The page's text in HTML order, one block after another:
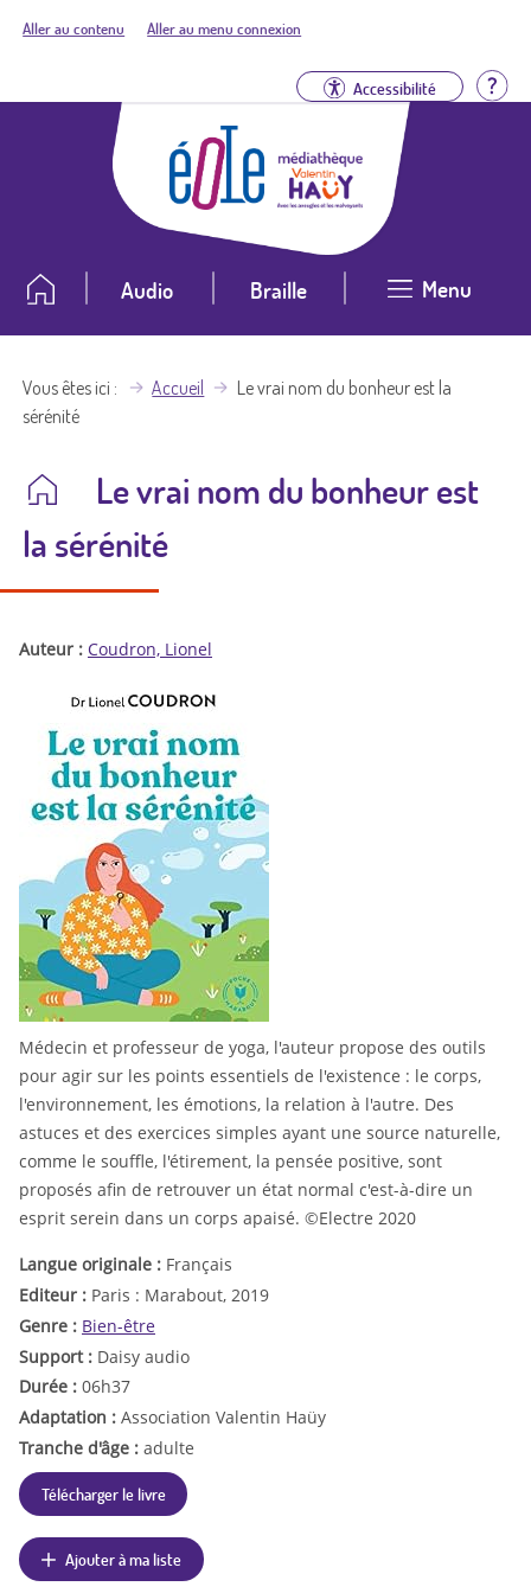
Aller au contenu Aller au menu connexion
Accessibilité
Audio Braille Menu
Vous êtes ici Accueil
Le vrai nom du bonheur est la
sérénité
Le vrai nom du bonheur est
la sérénité
Auteur : Coudron, Lionel
Médecin et professeur de yoga, l'auteur propose des outils
pour agir sur les points essentiels de l'existence : le corps,
l'environnement, les émotions, la relation à l'autre. Des
astuces et des exercices simples ayant une source naturelle,
comme le souffle, l'étirement, la pensée positive, sont
proposés afin de retrouver un état normal c'est-à-dire un
esprit serein dans un corps apaisé. ©Electre 2020
Langue originale : Français
Editeur : Paris : Marabout, 2019
Genre : Bien-être
Support : Daisy audio
Durée : 06h37
Adaptation : Association Valentin Haüy
Tranche d'âge : adulte
Télécharger le livre
Ajouter à ma liste